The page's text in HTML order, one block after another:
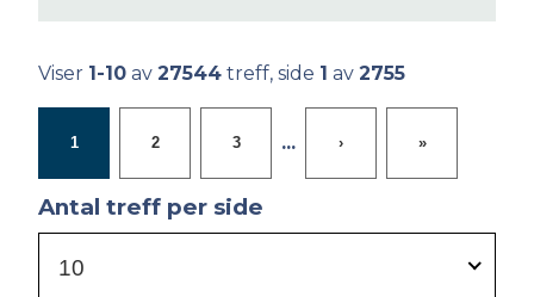
Viser 1-10 av 27544 treff, side 1 av 2755
1 2 3 ... › »
Antal treff per side
10